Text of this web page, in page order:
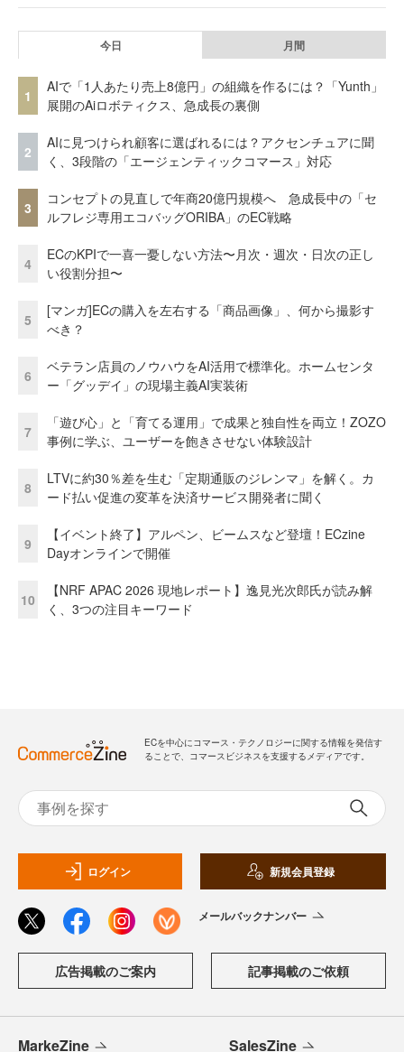
今日 月間
1
AIで「1人あたり売上8億円」の組織を作るには？「Yunth」
展開のAiロボティクス、急成長の裏側
2
AIに見つけられ顧客に選ばれるには？アクセンチュアに聞
く、3段階の「エージェンティックコマース」対応
3
コンセプトの見直しで年商20億円規模へ 急成長中の「セ
ルフレジ専用エコバッグORIBA」のEC戦略
4
ECのKPIで一喜一憂しない方法〜月次・週次・日次の正し
い役割分担〜
5
[マンガ]ECの購入を左右する「商品画像」、何から撮影す
べき？
6
ベテラン店員のノウハウをAI活用で標準化。ホームセンタ
ー「グッデイ」の現場主義AI実装術
7
「遊び心」と「育てる運用」で成果と独自性を両立！ZOZO
事例に学ぶ、ユーザーを飽きさせない体験設計
8
LTVに約30％差を生む「定期通販のジレンマ」を解く。カ
ード払い促進の変革を決済サービス開発者に聞く
9
【イベント終了】アルペン、ビームスなど登壇！ECzine
Dayオンラインで開催
10
【NRF APAC 2026 現地レポート】逸見光次郎氏が読み解
く、3つの注目キーワード
ECを中心にコマース・テクノロジーに関する情報を発信す
ることで、コマースビジネスを支援するメディアです。
ログイン 新規会員登録
メールバックナンバー
広告掲載のご案内 記事掲載のご依頼
MarkeZine SalesZine